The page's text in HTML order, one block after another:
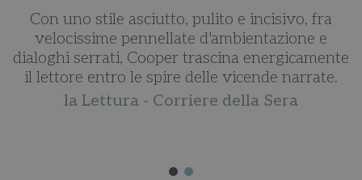
pulito e incisivo, fra
d'ambientazione e
trascina energicamente
delle vicende narrate.
della Sera
le matasse delle
parallelo la
la Lettura -
Una scrittura